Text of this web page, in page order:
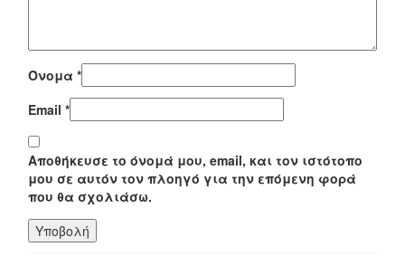
Όνομα *
Email *
Αποθήκευσε το όνομά μου, email, και τον ιστότοπο
μου σε αυτόν τον πλοηγό για την επόμενη φορά
που θα σχολιάσω.